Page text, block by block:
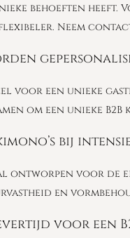
behoeften heeft.
Neem contact
voor een unieke
om een unieke
bij
ontworpen voor
en
voor een